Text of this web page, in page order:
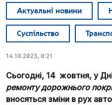
Актуальні новини
Суспільство
14.10.2023, 8:21
Сьогодні, 14 жовтня, у
ремонту дорожнього
вносяться зміни в рух